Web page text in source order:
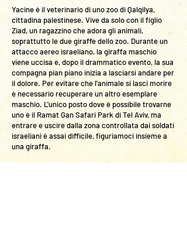
Yacine è il veterinario di uno zoo di Qalqilya,
cittadina palestinese. Vive da solo con il figlio
Ziad, un ragazzino che adora gli animali,
soprattutto le due giraffe dello zoo. Durante un
attacco aereo israeliano, la giraffa maschio
viene uccisa e, dopo il drammatico evento, la sua
compagna pian piano inizia a lasciarsi andare per
il dolore. Per evitare che l'animale si lasci morire
è necessario recuperare un altro esemplare
maschio. L'unico posto dove è possibile trovarne
uno è il Ramat Gan Safari Park di Tel Aviv, ma
entrare e uscire dalla zona controllata dai soldati
israeliani è assai difficile, figuriamoci insieme a
una giraffa.